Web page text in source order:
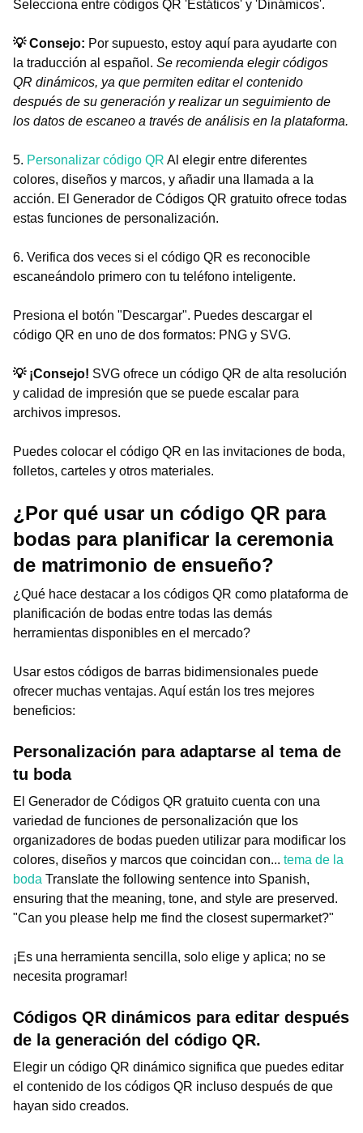
Selecciona entre códigos QR 'Estáticos' y 'Dinámicos'.
💡 Consejo: Por supuesto, estoy aquí para ayudarte con
la traducción al español. Se recomienda elegir códigos
QR dinámicos, ya que permiten editar el contenido
después de su generación y realizar un seguimiento de
los datos de escaneo a través de análisis en la plataforma.
5. Personalizar código QR Al elegir entre diferentes
colores, diseños y marcos, y añadir una llamada a la
acción. El Generador de Códigos QR gratuito ofrece todas
estas funciones de personalización.
6. Verifica dos veces si el código QR es reconocible
escaneándolo primero con tu teléfono inteligente.
Presiona el botón "Descargar". Puedes descargar el
código QR en uno de dos formatos: PNG y SVG.
💡 ¡Consejo! SVG ofrece un código QR de alta resolución
y calidad de impresión que se puede escalar para
archivos impresos.
Puedes colocar el código QR en las invitaciones de boda,
folletos, carteles y otros materiales.
¿Por qué usar un código QR para
bodas para planificar la ceremonia
de matrimonio de ensueño?
¿Qué hace destacar a los códigos QR como plataforma de
planificación de bodas entre todas las demás
herramientas disponibles en el mercado?
Usar estos códigos de barras bidimensionales puede
ofrecer muchas ventajas. Aquí están los tres mejores
beneficios:
Personalización para adaptarse al tema de
tu boda
El Generador de Códigos QR gratuito cuenta con una
variedad de funciones de personalización que los
organizadores de bodas pueden utilizar para modificar los
colores, diseños y marcos que coincidan con... tema de la
boda Translate the following sentence into Spanish,
ensuring that the meaning, tone, and style are preserved.
"Can you please help me find the closest supermarket?"
¡Es una herramienta sencilla, solo elige y aplica; no se
necesita programar!
Códigos QR dinámicos para editar después
de la generación del código QR.
Elegir un código QR dinámico significa que puedes editar
el contenido de los códigos QR incluso después de que
hayan sido creados.